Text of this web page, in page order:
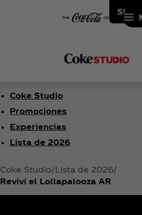
Skip
Coke Studio
Promociones
Experiencias
Lista de 2026
Coke Studio Lista de 2026
Reviví el Lollapalooza AR